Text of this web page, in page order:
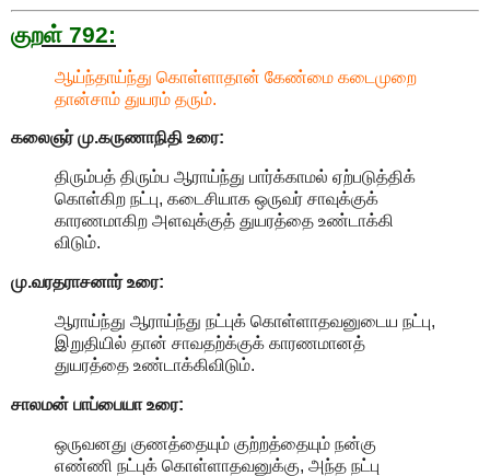
குறள் 792:
ஆய்ந்தாய்ந்து கொள்ளாதான் கேண்மை கடைமுறை
தான்சாம் துயரம் தரும்.
கலைஞர் மு.கருணாநிதி உரை:
திரும்பத் திரும்ப ஆராய்ந்து பார்க்காமல் ஏற்படுத்திக்
கொள்கிற நட்பு, கடைசியாக ஒருவர் சாவுக்குக்
காரணமாகிற அளவுக்குத் துயரத்தை உண்டாக்கி
விடும்.
மு.வரதராசனார்உரை:
ஆராய்ந்து ஆராய்ந்து நட்புக் கொள்ளாதவனுடைய நட்பு,
இறுதியில் தான் சாவதற்க்குக் காரணமானத்
துயரத்தை உண்டாக்கிவிடும்.
சாலமன் பாப்பையா உரை:
ஒருவனது குணத்தையும் குற்றத்தையும் நன்கு
எண்ணி நட்புக் கொள்ளாதவனுக்கு, அந்த நட்பு